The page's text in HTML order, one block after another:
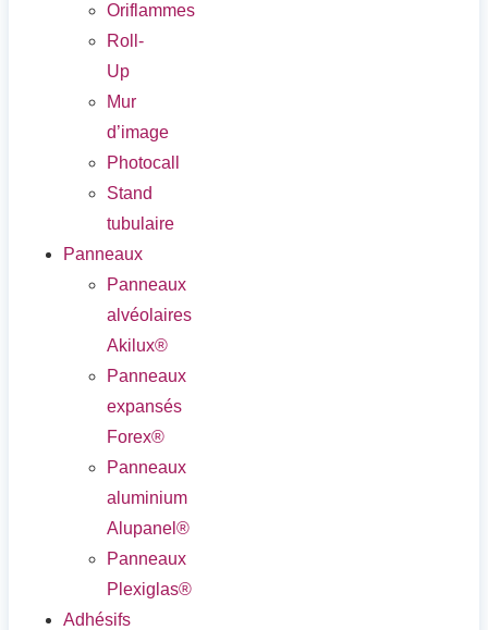
Oriflammes
Roll-
Up
Mur
d’image
Photocall
Stand
tubulaire
Panneaux
Panneaux
alvéolaires
Akilux®
Panneaux
expansés
Forex®
Panneaux
aluminium
Alupanel®
Panneaux
Plexiglas®
Adhésifs